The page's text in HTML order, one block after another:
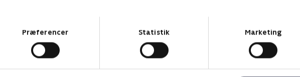
Præferencer Statistik Marketing
Star Wars: Visions Presents - The Ninth Jedi
Serier • 1 sæsoner
LEGO filmen 2
2019 • Film • 1 t. 47 min